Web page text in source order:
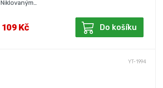
Niklovaným…
109 Kč Do košíku
YT-1994